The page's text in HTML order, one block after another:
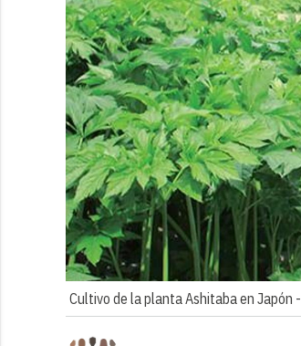
Cultivo de la planta Ashitaba en Japón -